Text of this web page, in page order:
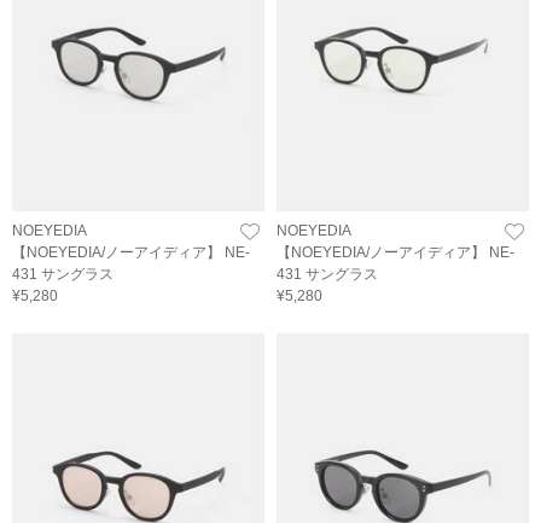
NOEYEDIA
【NOEYEDIA/ノーアイディア】 NE-
431 サングラス
¥5,280
NOEYEDIA
【NOEYEDIA/ノーアイディア】 NE-
431 サングラス
¥5,280